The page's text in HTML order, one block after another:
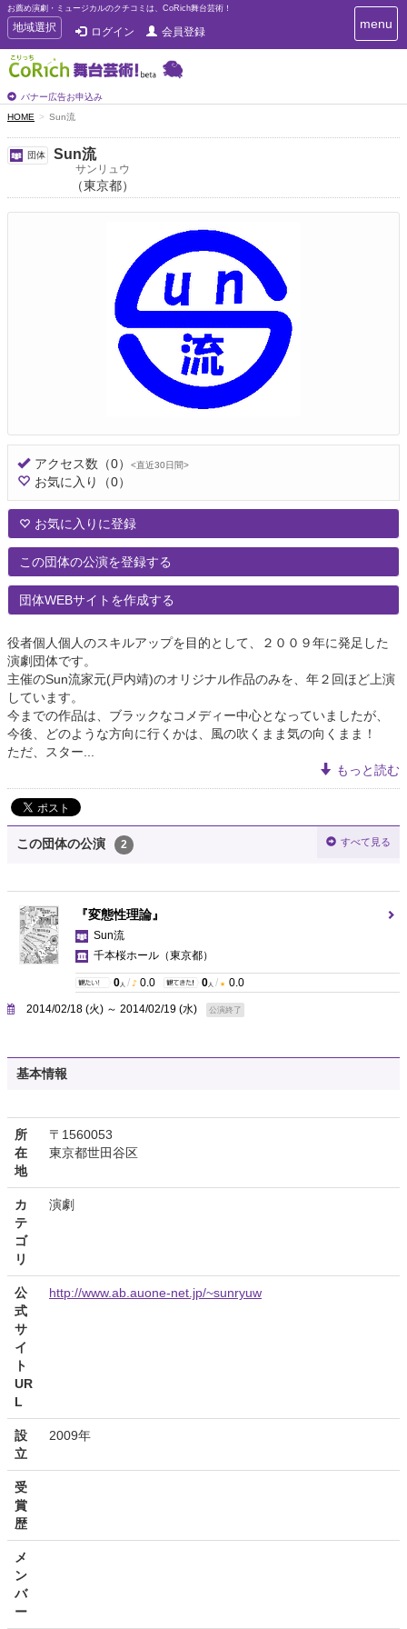
お薦め演劇・ミュージカルのクチコミは、CoRich舞台芸術！
T
o
g
g
e
n
a
v
i
a
t
地域選択 ログイン 会員登録
バナー広告お申込み
T
o
menu
HOME Sun流
団体 Sun流
サンリュウ
（東京都）
アクセス数 （0） <直近30日間>
お気に入り （0）
お気に入りに登録
この団体の公演を登録する
団体WEBサイトを作成する
役者個人個人のスキルアップを目的として、２００９年に発足した
演劇団体です。
主催のSun流家元(戸内靖)のオリジナル作品のみを、年２回ほど上演
しています。
今までの作品は、ブラックなコメディー中心となっていましたが、
今後、どのような方向に行くかは、風の吹くまま気の向くまま！
ただ、スター...
もっと読む
この団体の公演 2 すべて見る
『変態性理論』
Sun流
千本桜ホール （東京都）
0 人 / 0.0 0 人 / 0.0
2014/02/18 (火) ～ 2014/02/19 (水) 公演終了
基本情報
所
在
地
〒1560053
東京都世田谷区
カ
テ
ゴ
リ
演劇
公
式
サ
イ
ト
UR
L
http://www.ab.auone-net.jp/~sunryuw
設
立
2009年
受
賞
歴
メ
ン
バ
ー